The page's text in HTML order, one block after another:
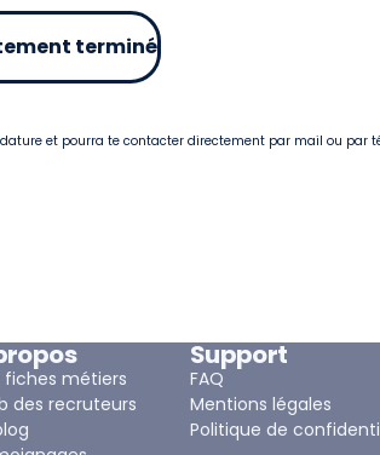
terminé
et pourra te contacter directement par mail ou par
fiches métiers
des recruteurs
Support
FAQ
Mentions légales
Politique de